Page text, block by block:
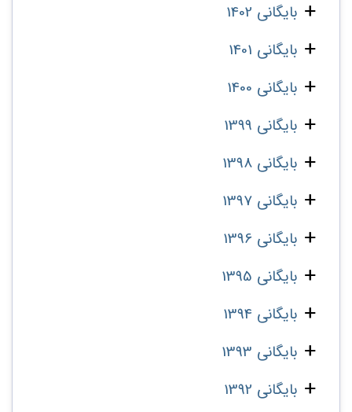
بایگانی 1402
بایگانی 1401
بایگانی 1400
بایگانی 1399
بایگانی 1398
بایگانی 1397
بایگانی 1396
بایگانی 1395
بایگانی 1394
بایگانی 1393
بایگانی 1392